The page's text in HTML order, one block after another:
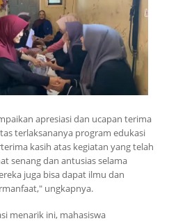
apresiasi dan ucapan terima
terlaksananya program edukasi
kasih atas kegiatan yang telah
senang dan antusias selama
juga bisa dapat ilmu dan
ungkapnya.
menarik ini, mahasiswa